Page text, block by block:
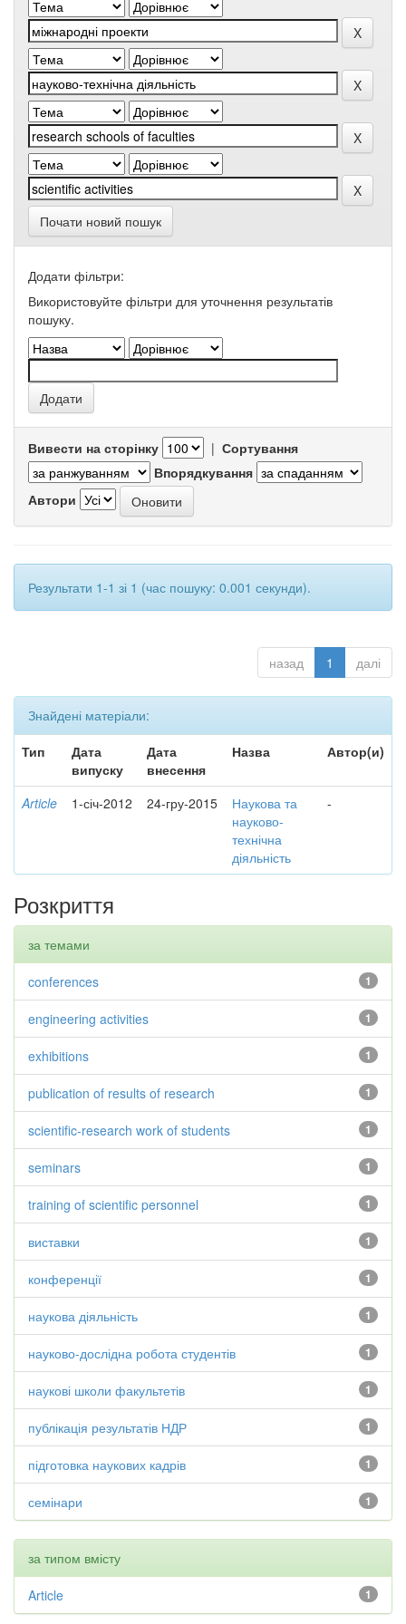
Почати новий пошук
Додати фільтри:
Використовуйте фільтри для уточнення результатів
пошуку.
Вивести на сторінку | Сортування
Впорядкування
Автори
Результати 1-1 зі 1 (час пошуку: 0.001 секунди).
назад 1 далі
Знайдені матеріали:
Тип
Дата
випуску
Дата
внесення
Назва Автор(и)
Article 1-січ-2012 24-гру-2015
Наукова та
науково-
технічна
діяльність
-
Розкриття
за темами
1
conferences
1
engineering activities
1
exhibitions
1
publication of results of research
1
scientific-research work of students
1
seminars
1
training of scientific personnel
1
виставки
1
конференції
1
наукова діяльність
1
науково-дослідна робота студентів
1
наукові школи факультетів
1
публікація результатів НДР
1
підготовка наукових кадрів
1
семінари
за типом вмісту
1
Article